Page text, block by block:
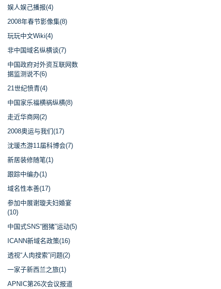
娱人娱己播报(4)
2008年春节影像集(8)
玩玩中文Wiki(4)
非中国域名纵横谈(7)
中国政府对外资互联网数
据监测说不(6)
21世纪愤青(4)
中国家乐福横祸纵横(8)
走近华商网(2)
2008奥运与我们(17)
沈瑗杰游11届科博会(7)
新居装修随笔(1)
跟踪中编办(1)
域名性本善(17)
参加中展谢璇夫妇婚宴
(10)
中国式SNS“圈猪”运动(5)
ICANN新域名政策(16)
透视“人肉搜索”问题(2)
一家子新西兰之旅(1)
APNIC第26次会议报道